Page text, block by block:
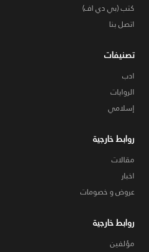
كتب (بي دي اف)
اتصل بنا
تصنيفات
ادب
الروايات
إسلامي
روابط خارجية
مقالات
اخبار
عروض و خصومات
روابط خارجية
مؤلفين